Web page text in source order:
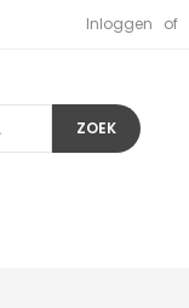
Inloggen
ZOEK